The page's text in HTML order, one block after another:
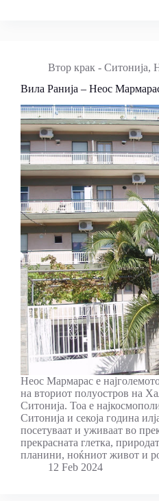
Втор крак - Ситонија,
Вила Раниjа – Неос
Неос Мармарас е
на вториот полуостров на
Ситонија. Тоа е
Ситонија и секоја година
посетуваат и уживаат во
прекрасната глетка,
планини, ноќниот живот и
12 Feb 2024